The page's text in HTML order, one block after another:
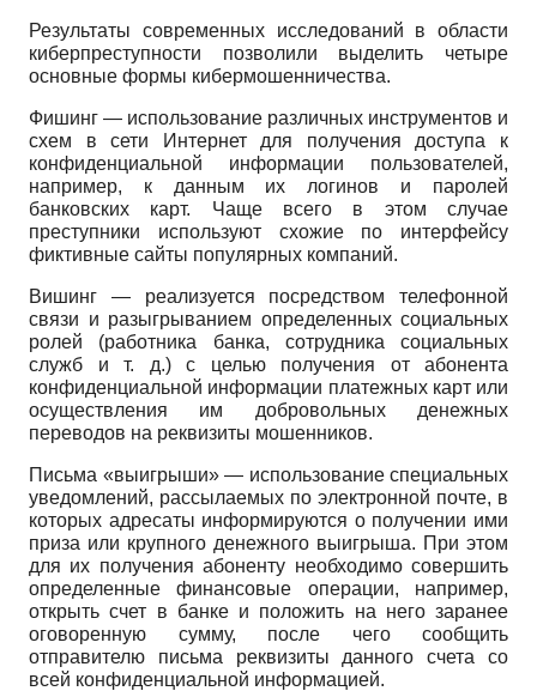
Результаты современных исследований в области
киберпреступности позволили выделить четыре
основные формы кибермошенничества.
Фишинг — использование различных инструментов и
схем в сети Интернет для получения доступа к
конфиденциальной информации пользователей,
например, к данным их логинов и паролей
банковских карт. Чаще всего в этом случае
преступники используют схожие по интерфейсу
фиктивные сайты популярных компаний.
Вишинг — реализуется посредством телефонной
связи и разыгрыванием определенных социальных
ролей (работника банка, сотрудника социальных
служб и т. д.) с целью получения от абонента
конфиденциальной информации платежных карт или
осуществления им добровольных денежных
переводов на реквизиты мошенников.
Письма «выигрыши» — использование специальных
уведомлений, рассылаемых по электронной почте, в
которых адресаты информируются о получении ими
приза или крупного денежного выигрыша. При этом
для их получения абоненту необходимо совершить
определенные финансовые операции, например,
открыть счет в банке и положить на него заранее
оговоренную сумму, после чего сообщить
отправителю письма реквизиты данного счета со
всей конфиденциальной информацией.